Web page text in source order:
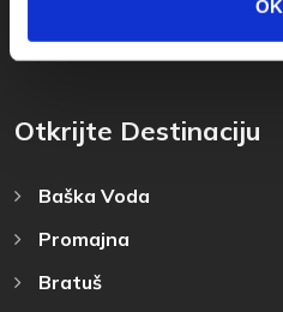
OK
Otkrijte Destinaciju
Baška Voda
Promajna
Bratuš